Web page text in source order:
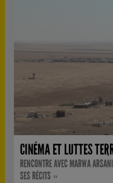
CINÉMA ET LUTTES
RENCONTRE AVEC MARWA
SES RÉCITS »